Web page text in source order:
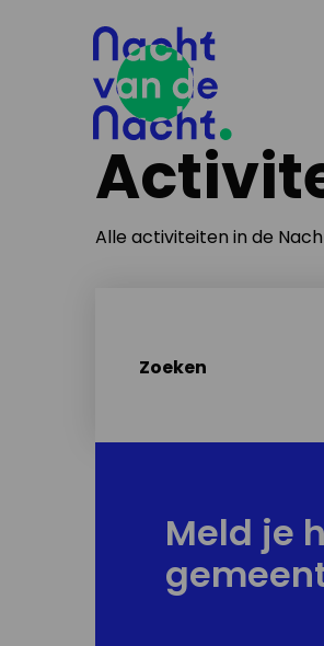
Alle activiteiten in de
Zoeken
Meld je